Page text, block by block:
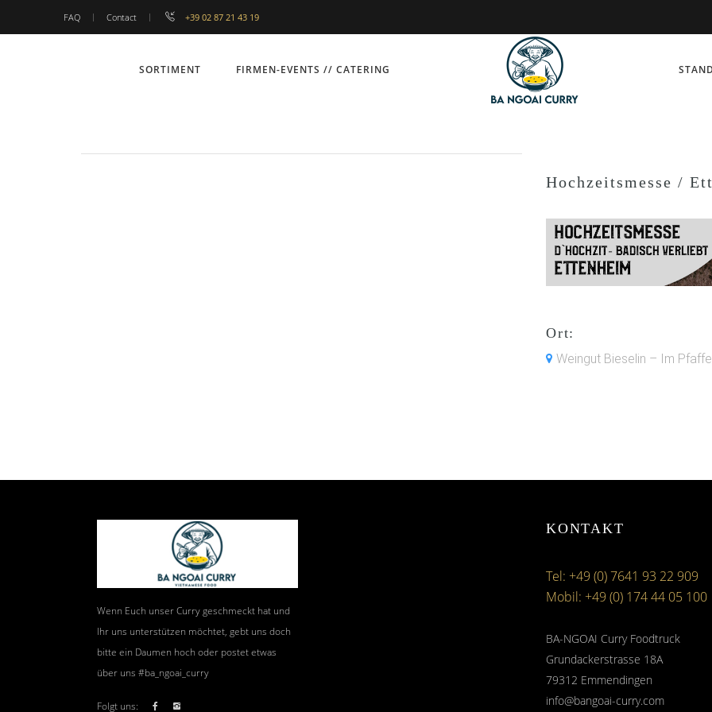
FAQ Contact +39 02 87 21 43 19
SORTIMENT FIRMEN-EVENTS // CATERING
Hochzeitsmesse /
Ort:
Weingut Bieselin – Im
Wenn Euch unser Curry geschmeckt hat und
Ihr uns unterstützen möchtet, gebt uns doch
bitte ein Daumen hoch oder postet etwas
über uns #ba_ngoai_curry
Folgt uns:
KONTAKT
Tel: +49 (0) 7641 93 22 909
Mobil: +49 (0) 174 44 05 100
BA-NGOAI Curry Foodtruck
Grundackerstrasse 18A
79312 Emmendingen
info@bangoai-curry.com